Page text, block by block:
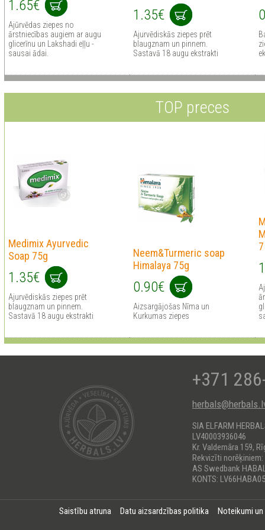
1.65€
Ajūrvēdas ziepes no
ārstniecības augiem ar augu
glicerīnu un Lakshadi eļļu -
sausai ādai.
1.35€
Ajurvēdiskās ziepes prēt
blaugznam un pinnem.
Sastavā 18 augu ekstrakti
TOP preces
Medimix Ayurvedic
Soap 75g
1.35€
Ajurvēdiskās ziepes prēt
blaugznam un pinnem.
Sastavā 18 augu ekstrakti
Neem&Turmeric soap
Himalaya 75g
0.90€
Aizsargājošas Nīma un
Kurkumas ziepes
+371
SIA ELFARM
LV40003936046
Kr. Valdemāra 159,
Rekvizīti norēķiniem:
AS Swedbank
KONTS:
Saistību atruna Datu aizsardzības politika Noteikumi